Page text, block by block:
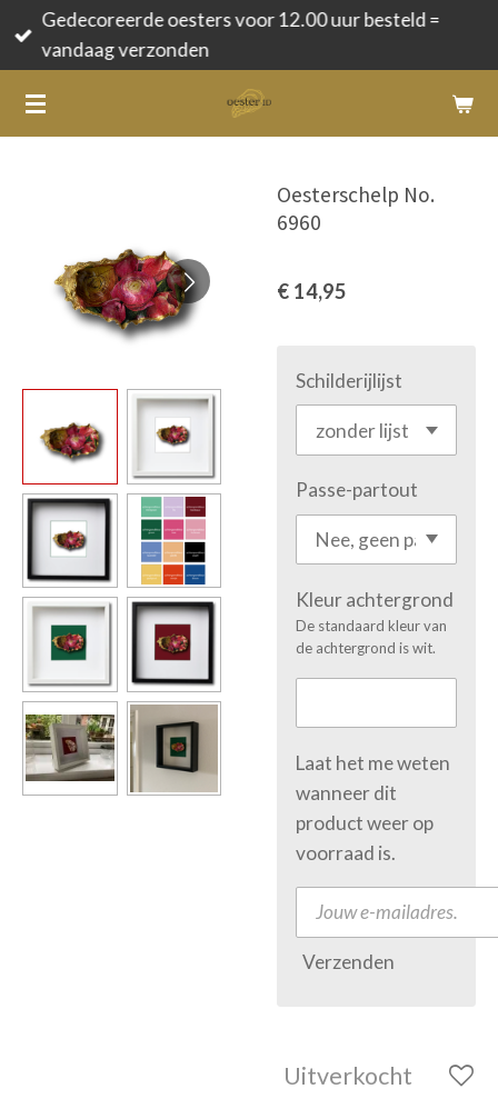
Ga
direct
de
Gedecoreerde oesters voor 12.00 uur besteld =
vandaag verzonden
Oesterschelp No.
6960
€ 14,95
Schilderijlijst
Passe-partout
Kleur achtergrond
De standaard kleur van
de achtergrond is wit.
Laat het me weten
wanneer dit
product weer op
voorraad is.
Verzenden
Uitverkocht